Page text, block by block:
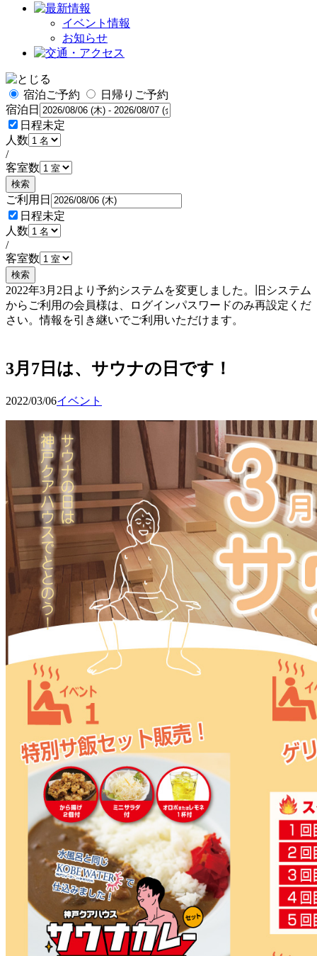
イベント情報
お知らせ
宿泊ご予約
日帰りご予約
宿泊日
日程未定
人数
/
客室数
検索
ご利用日
日程未定
人数
/
客室数
検索
2022年3月2日より予約システムを変更しました。旧システム
からご利用の会員様は、ログインパスワードのみ再設定くだ
さい。情報を引き継いでご利用いただけます。
3月7日は、サウナの日です！
2022/03/06イベント